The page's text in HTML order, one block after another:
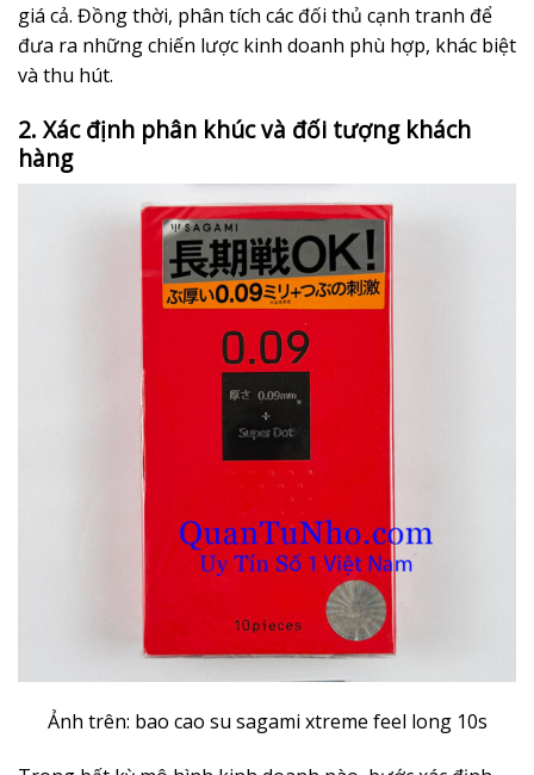
giá cả. Đồng thời, phân tích các đối thủ cạnh tranh để
đưa ra những chiến lược kinh doanh phù hợp, khác biệt
và thu hút.
2. Xác định phân khúc và đối tượng khách
hàng
Ảnh trên: bao cao su sagami xtreme feel long 10s